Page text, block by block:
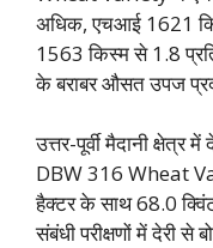
अधिक, एचआई 1621
1563 किस्म से 1.8
के बराबर औसत उपज
उत्तर-पूर्वी मैदानी क्षेत्र
DBW 316 Wheat
हैक्टर के साथ 68.0
संबंधी परीक्षणों में देरी